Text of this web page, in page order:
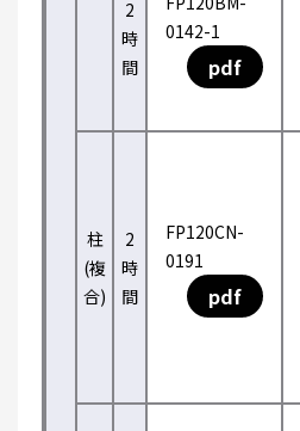
2
時
間
0142-1
pdf
柱
(複
合)
2
時
間
FP120CN-
0191
pdf